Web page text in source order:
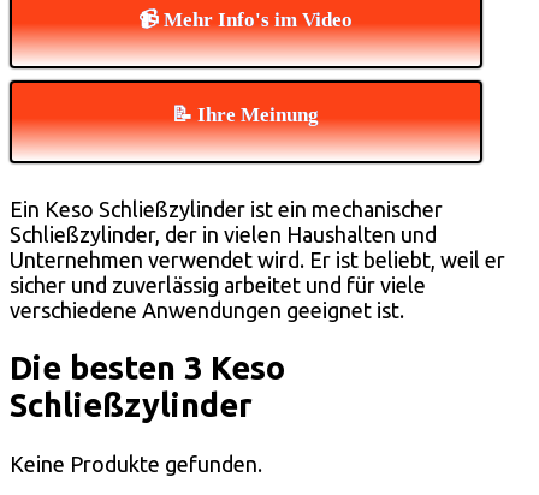
📹 Mehr Info's im Video
📝 Ihre Meinung
Ein Keso Schließzylinder ist ein mechanischer
Schließzylinder, der in vielen Haushalten und
Unternehmen verwendet wird. Er ist beliebt, weil er
sicher und zuverlässig arbeitet und für viele
verschiedene Anwendungen geeignet ist.
Die besten 3 Keso
Schließzylinder
Keine Produkte gefunden.